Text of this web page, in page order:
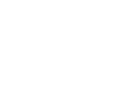
Кофе
глубокой очистки BB Gloss 2-3